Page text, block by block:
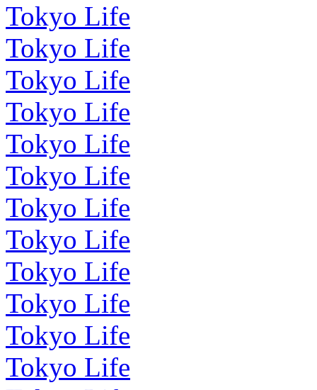
Tokyo Life
Tokyo Life
Tokyo Life
Tokyo Life
Tokyo Life
Tokyo Life
Tokyo Life
Tokyo Life
Tokyo Life
Tokyo Life
Tokyo Life
Tokyo Life